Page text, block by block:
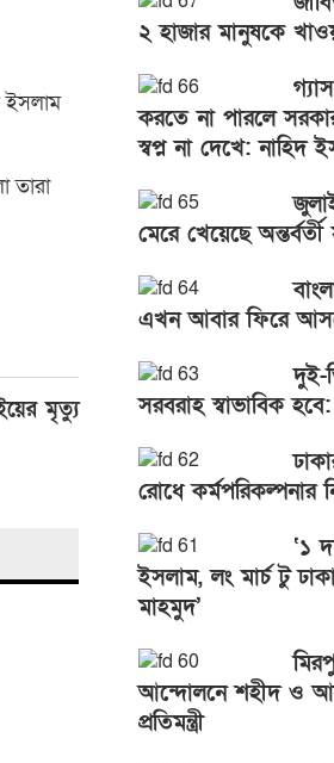
ইসলাম
তারা
মৃত্যু
২ হাজার মানুষকে
করতে না পারলে
স্বপ্ন না দেখে: নাহিদ
মেরে খেয়েছে
এখন আবার ফিরে আসছে
দুই-
সরবরাহ স্বাভাবিক হবে:
রোধে কর্মপরিকল্পনার
‘১
ইসলাম, লং মার্চ টু
মাহমুদ’
আন্দোলনে শহীদ ও
প্রতিমন্ত্রী